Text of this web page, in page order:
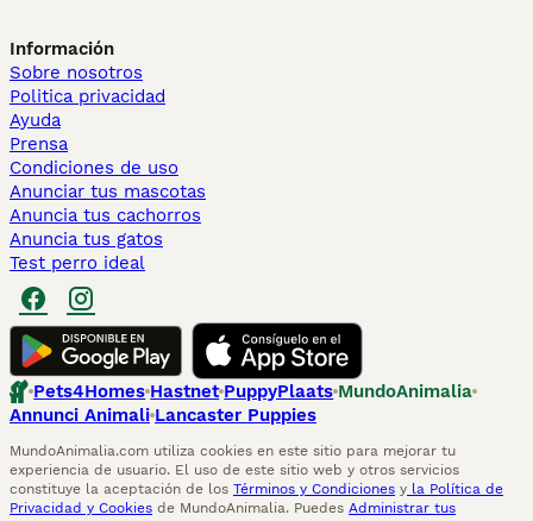
Información
Sobre nosotros
Politica privacidad
Ayuda
Prensa
Condiciones de uso
Anunciar tus mascotas
Anuncia tus cachorros
Anuncia tus gatos
Test perro ideal
Pets4Homes Hastnet PuppyPlaats MundoAnimalia
Annunci Animali Lancaster Puppies
MundoAnimalia.com utiliza cookies en este sitio para mejorar tu
experiencia de usuario. El uso de este sitio web y otros servicios
constituye la aceptación de los Términos y Condiciones y la Política de
Privacidad y Cookies de MundoAnimalia. Puedes Administrar tus